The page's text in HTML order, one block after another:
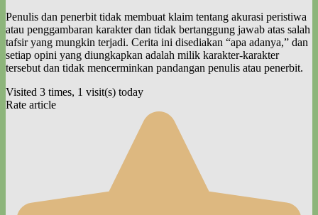
Penulis dan penerbit tidak membuat klaim tentang akurasi peristiwa
atau penggambaran karakter dan tidak bertanggung jawab atas salah
tafsir yang mungkin terjadi. Cerita ini disediakan “apa adanya,” dan
setiap opini yang diungkapkan adalah milik karakter-karakter
tersebut dan tidak mencerminkan pandangan penulis atau penerbit.
Visited 3 times, 1 visit(s) today
Rate article